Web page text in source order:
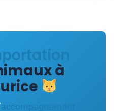
à
accompagnement